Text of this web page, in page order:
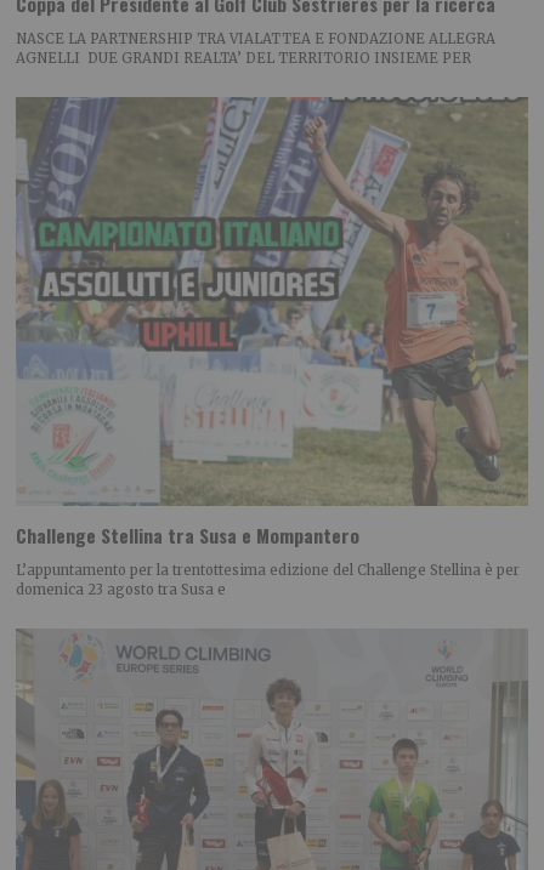
NASCE LA PARTNERSHIP TRA VIALATTEA E FONDAZIONE ALLEGRA
AGNELLI DUE GRANDI REALTA’ DEL TERRITORIO INSIEME PER
Challenge Stellina tra Susa e Mompantero
L’appuntamento per la trentottesima edizione del Challenge Stellina è per
domenica 23 agosto tra Susa e